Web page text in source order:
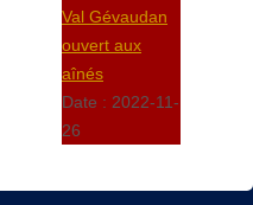
Val Gévaudan
ouvert aux
aînés
Date : 2022-11-
26